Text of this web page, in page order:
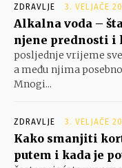
ZDRAVLJE 3. VELJAČE
Alkalna voda –
njene prednosti i
posljednje vrijeme
a među njima
Mnogi...
ZDRAVLJE 3. VELJAČE
Kako smanjiti
putem i kada je